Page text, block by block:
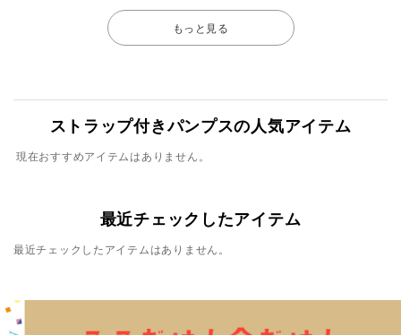
もっと見る
ストラップ付きパンプスの人気アイテム
現在おすすめアイテムはありません。
最近チェックしたアイテム
最近チェックしたアイテムはありません。